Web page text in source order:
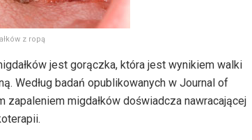
z ropą
jest gorączka, która jest wynikiem walki
Według badań opublikowanych w Journal of
zapaleniem migdałków doświadcza nawracającej